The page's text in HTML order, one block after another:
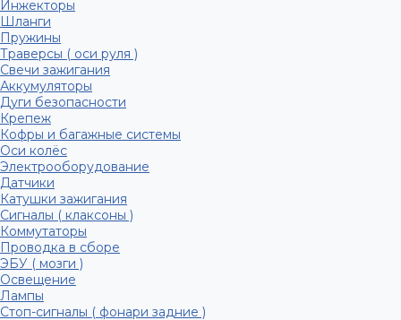
Инжекторы
Шланги
Пружины
Траверсы ( оси руля )
Свечи зажигания
Аккумуляторы
Дуги безопасности
Крепеж
Кофры и багажные системы
Оси колёс
Электрооборудование
Датчики
Катушки зажигания
Сигналы ( клаксоны )
Коммутаторы
Проводка в сборе
ЭБУ ( мозги )
Освещение
Лампы
Стоп-сигналы ( фонари задние )